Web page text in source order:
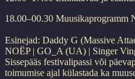
18.00–00.30 Muusikaprogramm
Esinejad: Daddy G (Massive
NOËP | GO_A (UA) | Singer
Sissepääs festivalipassi või
toimumise ajal külastada ka